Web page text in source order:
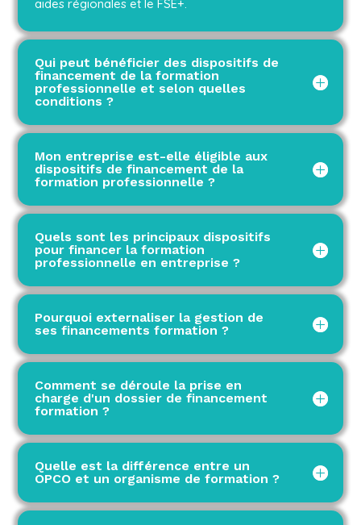
aides régionales et le FSE+.
Qui peut bénéficier des dispositifs de
financement de la formation
professionnelle et selon quelles
conditions ?
Mon entreprise est-elle éligible aux
dispositifs de financement de la
formation professionnelle ?
Quels sont les principaux dispositifs
pour financer la formation
professionnelle en entreprise ?
Pourquoi externaliser la gestion de
ses financements formation ?
Comment se déroule la prise en
charge d'un dossier de financement
formation ?
Quelle est la différence entre un
OPCO et un organisme de formation ?